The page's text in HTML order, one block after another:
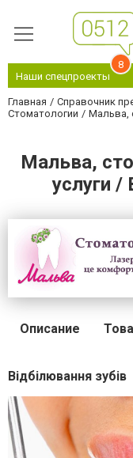
Наши спецпроекты
8
Главная Справочник
Стоматологии
Мальва,
Мальва,
услуги /
Описание
Відбілювання зубів